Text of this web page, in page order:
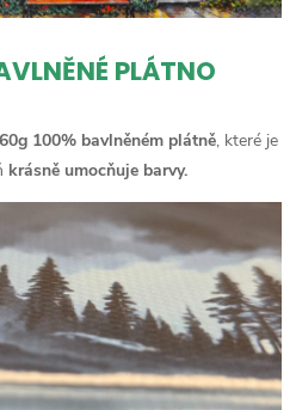
PLÁTNO
100% bavlněném plátně, které je
krásně umocňuje barvy.